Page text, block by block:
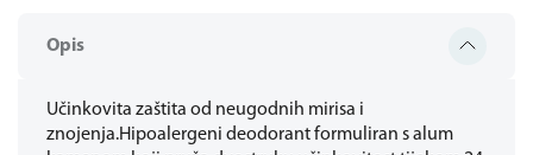
Opis
Učinkovita zaštita od neugodnih mirisa i
znojenja.Hipoalergeni deodorant formuliran s alum